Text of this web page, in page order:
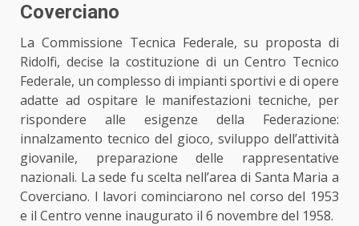
Coverciano
La Commissione Tecnica Federale, su proposta di
Ridolfi, decise la costituzione di un Centro Tecnico
Federale, un complesso di impianti sportivi e di opere
adatte ad ospitare le manifestazioni tecniche, per
rispondere alle esigenze della Federazione:
innalzamento tecnico del gioco, sviluppo dell’attività
giovanile, preparazione delle rappresentative
nazionali. La sede fu scelta nell’area di Santa Maria a
Coverciano. I lavori cominciarono nel corso del 1953
e il Centro venne inaugurato il 6 novembre del 1958.